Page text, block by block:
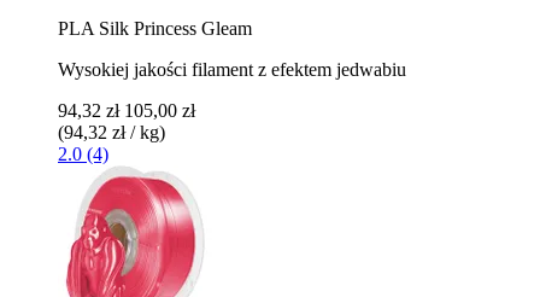
PLA Silk Princess Gleam
Wysokiej jakości filament z efektem jedwabiu
94,32 zł 105,00 zł
(94,32 zł / kg)
2.0 (4)